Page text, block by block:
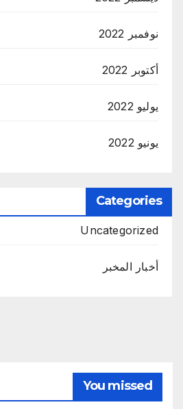
نوفمبر 2022
أكتوبر 2022
يوليو 2022
يونيو 2022
Categories
Uncategorized
أخبار المخبر
You missed